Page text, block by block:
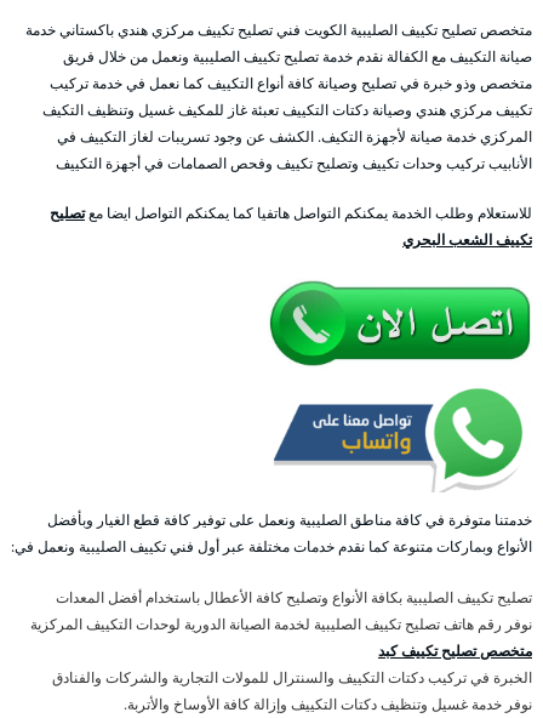
متخصص تصليح تكييف الصليبية الكويت فني تصليح تكييف مركزي هندي باكستاني خدمة
صيانة التكييف مع الكفالة نقدم خدمة تصليح تكييف الصليبية ونعمل من خلال فريق
متخصص وذو خبرة في تصليح وصيانة كافة أنواع التكييف كما نعمل في خدمة تركيب
تكييف مركزي هندي وصيانة دكتات التكييف تعبئة غاز للمكيف غسيل وتنظيف التكيف
المركزي خدمة صيانة لأجهزة التكيف. الكشف عن وجود تسريبات لغاز التكييف في
الأنابيب تركيب وحدات تكييف وتصليح تكييف وفحص الصمامات في أجهزة التكييف
للاستعلام وطلب الخدمة يمكنكم التواصل هاتفيا كما يمكنكم التواصل ايضا معتصليح
تكييف الشعب البحري
خدمتنا متوفرة في كافة مناطق الصليبية ونعمل على توفير كافة قطع الغيار وبأفضل
الأنواع وبماركات متنوعة كما نقدم خدمات مختلفة عبر أول فني تكييف الصليبية ونعمل في:
تصليح تكييف الصليبية بكافة الأنواع وتصليح كافة الأعطال باستخدام أفضل المعدات
نوفر رقم هاتف تصليح تكييف الصليبية لخدمة الصيانة الدورية لوحدات التكييف المركزية
متخصص تصليح تكييف كبد
الخبرة في تركيب دكتات التكييف والسنترال للمولات التجارية والشركات والفنادق
نوفر خدمة غسيل وتنظيف دكتات التكييف وإزالة كافة الأوساخ والأتربة.